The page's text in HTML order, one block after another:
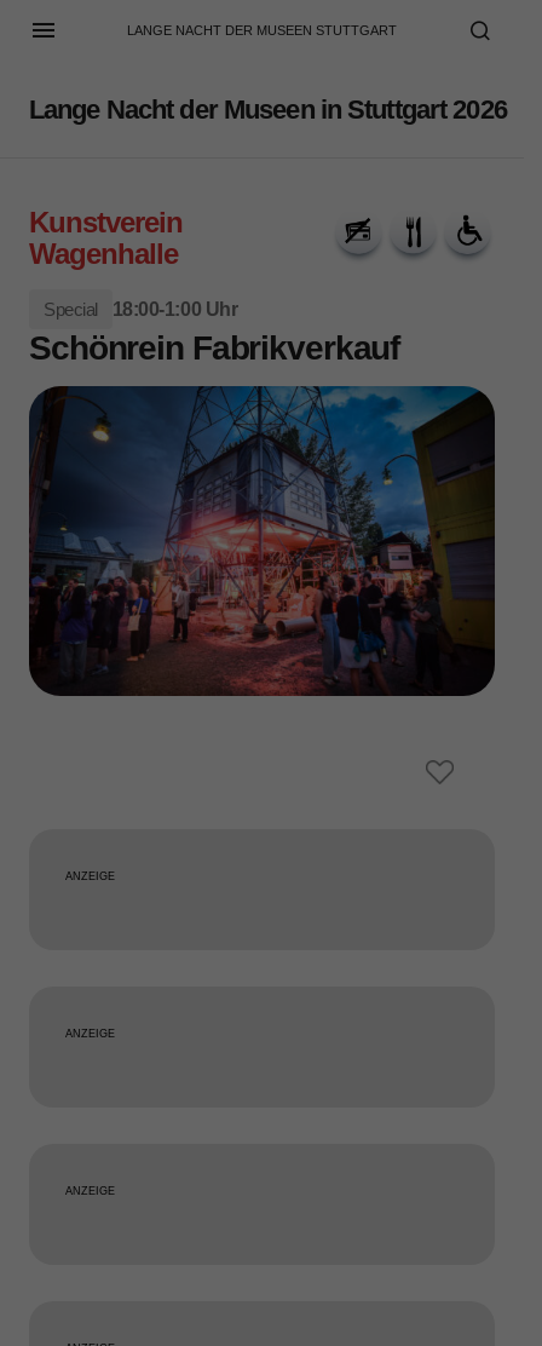
LANGE NACHT DER MUSEEN STUTTGART
Lange Nacht der Museen in Stuttgart 2026
Kunstverein
Wagenhalle
Special 18:00-1:00 Uhr
Schönrein Fabrikverkauf
ANZEIGE
ANZEIGE
ANZEIGE